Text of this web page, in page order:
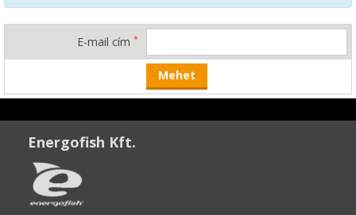
E-mail cím *
Energofish Kft.